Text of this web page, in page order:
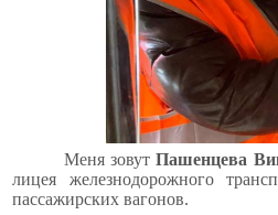
Меня зовутПашенцева
лицея железнодорожного
пассажирских вагонов.